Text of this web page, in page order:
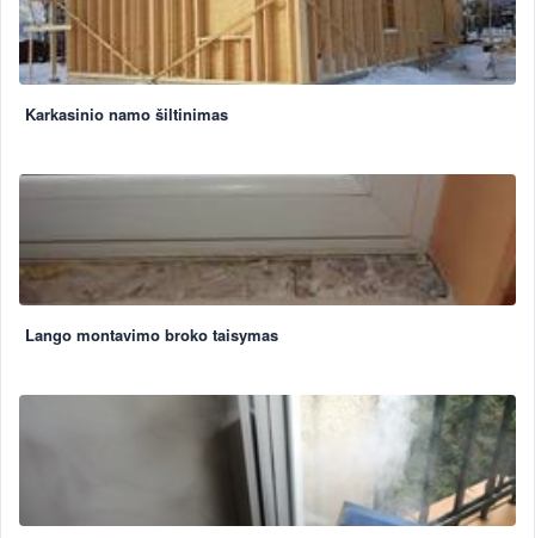
Karkasinio namo šiltinimas
Lango montavimo broko taisymas